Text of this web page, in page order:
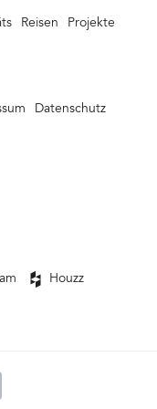
und modern.
Reisen Projekte
Datenschutz
Houzz